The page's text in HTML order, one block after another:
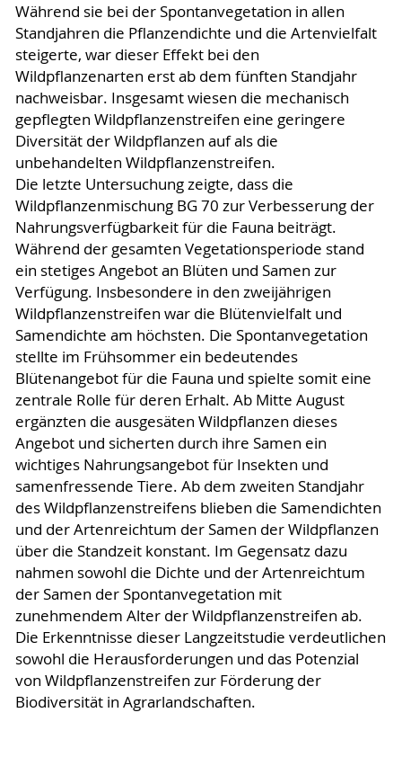
Während sie bei der Spontanvegetation in allen
Standjahren die Pflanzendichte und die Artenvielfalt
steigerte, war dieser Effekt bei den
Wildpflanzenarten erst ab dem fünften Standjahr
nachweisbar. Insgesamt wiesen die mechanisch
gepflegten Wildpflanzenstreifen eine geringere
Diversität der Wildpflanzen auf als die
unbehandelten Wildpflanzenstreifen.
Die letzte Untersuchung zeigte, dass die
Wildpflanzenmischung BG 70 zur Verbesserung der
Nahrungsverfügbarkeit für die Fauna beiträgt.
Während der gesamten Vegetationsperiode stand
ein stetiges Angebot an Blüten und Samen zur
Verfügung. Insbesondere in den zweijährigen
Wildpflanzenstreifen war die Blütenvielfalt und
Samendichte am höchsten. Die Spontanvegetation
stellte im Frühsommer ein bedeutendes
Blütenangebot für die Fauna und spielte somit eine
zentrale Rolle für deren Erhalt. Ab Mitte August
ergänzten die ausgesäten Wildpflanzen dieses
Angebot und sicherten durch ihre Samen ein
wichtiges Nahrungsangebot für Insekten und
samenfressende Tiere. Ab dem zweiten Standjahr
des Wildpflanzenstreifens blieben die Samendichten
und der Artenreichtum der Samen der Wildpflanzen
über die Standzeit konstant. Im Gegensatz dazu
nahmen sowohl die Dichte und der Artenreichtum
der Samen der Spontanvegetation mit
zunehmendem Alter der Wildpflanzenstreifen ab.
Die Erkenntnisse dieser Langzeitstudie verdeutlichen
sowohl die Herausforderungen und das Potenzial
von Wildpflanzenstreifen zur Förderung der
Biodiversität in Agrarlandschaften.